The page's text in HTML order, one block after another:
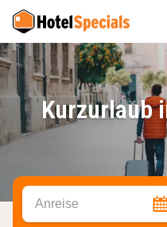
Kurzurlaub
Anreise